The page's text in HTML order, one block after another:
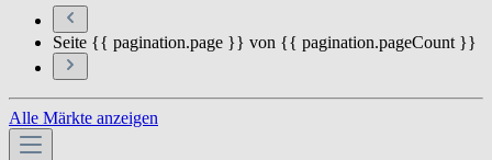
Seite {{ pagination.page }} von {{ pagination.pageCount }}
Alle Märkte anzeigen